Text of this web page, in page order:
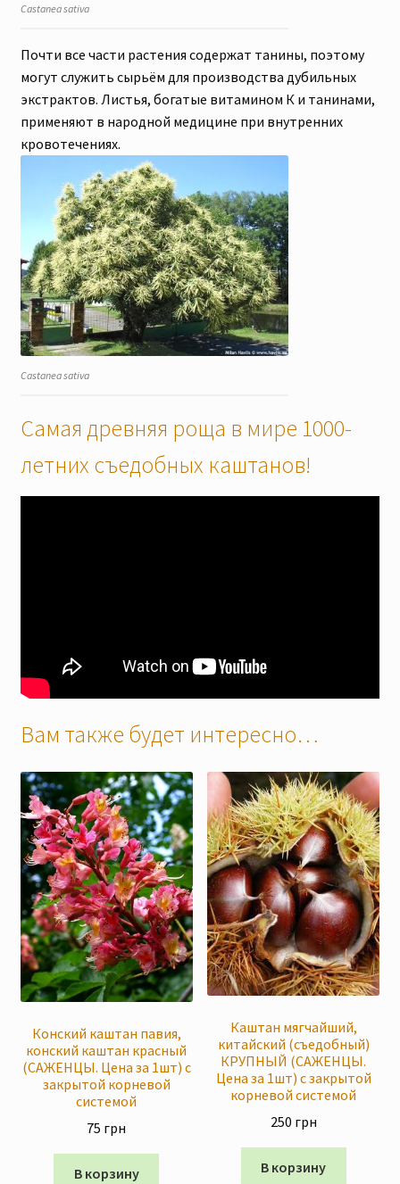
Castanea sativa
Почти все части растения содержат танины, поэтому
могут служить сырьём для производства дубильных
экстрактов. Листья, богатые витамином К и танинами,
применяют в народной медицине при внутренних
кровотечениях.
Castanea sativa
Самая древняя роща в мире 1000-
летних съедобных каштанов!
Вам также будет интересно…
Конский каштан павия,
конский каштан красный
(САЖЕНЦЫ. Цена за 1шт) с
закрытой корневой
системой
75 грн
В корзину
Каштан мягчайший,
китайский (съедобный)
КРУПНЫЙ (САЖЕНЦЫ.
Цена за 1шт) с закрытой
корневой системой
250 грн
В корзину